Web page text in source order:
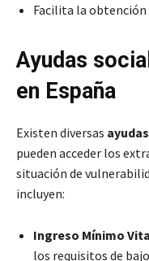
Facilita la obtención
Ayudas
en España
Existen diversas
pueden acceder los
situación de
incluyen:
Ingreso Mínimo
los requisitos de